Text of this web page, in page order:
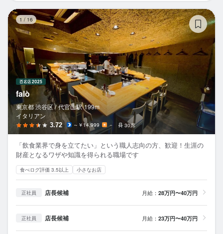
1 / 16
falò
東京都 渋谷区 / 代官山駅 199m
イタリアン
3.72 ～￥14,999 － 30席
「飲食業界で身を立てたい」という職人志向の方、歓迎！生涯の
財産となるワザや知識を得られる職場です
食べログ評価 3.5以上 小さなお店
正社員 店長候補 月給： 28万円〜40万円
正社員 店長候補 月給： 23万円〜40万円